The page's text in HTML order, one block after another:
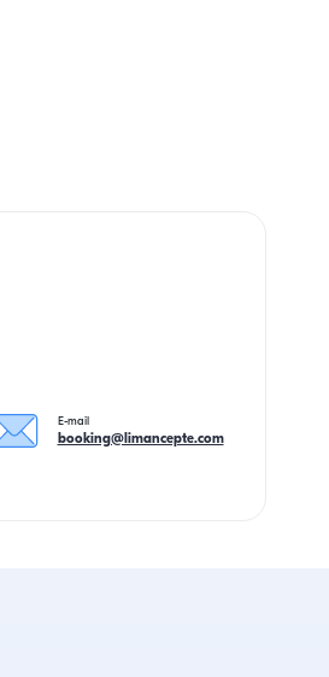
E-mail
booking@limancepte.com